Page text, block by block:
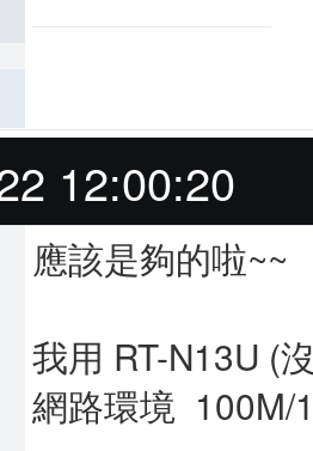
12:00:20
應該是夠的啦~~
我用 RT-N13U (
網路環境 100M/